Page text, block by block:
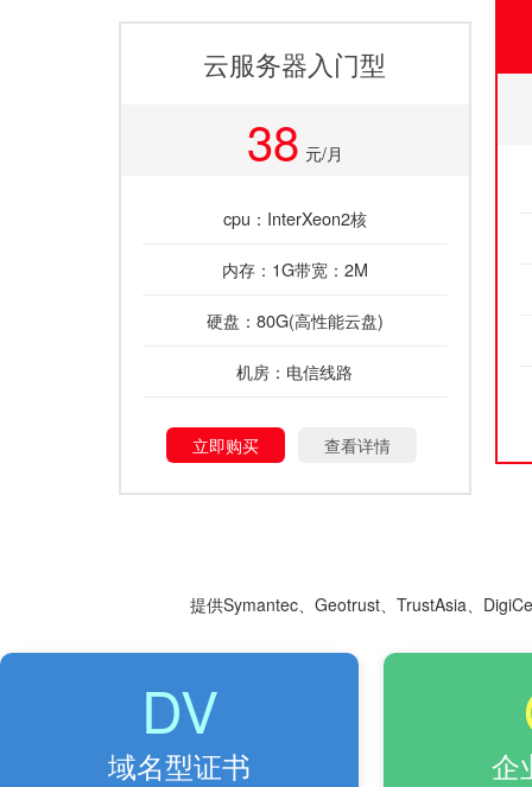
云服务器入门型
38 元/月
cpu：InterXeon2核
内存：1G带宽：2M
硬盘：80G(高性能云盘)
机房：电信线路
立即购买 查看详情
提供Symantec、Geotrust、TrustAsia、
DV
域名型证书 企